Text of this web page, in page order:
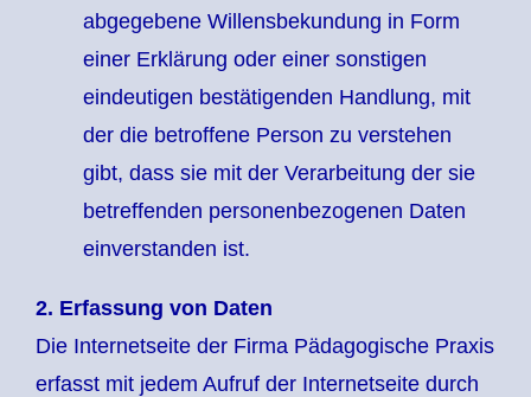
abgegebene Willensbekundung in Form
einer Erklärung oder einer sonstigen
eindeutigen bestätigenden Handlung, mit
der die betroffene Person zu verstehen
gibt, dass sie mit der Verarbeitung der sie
betreffenden personenbezogenen Daten
einverstanden ist.
2. Erfassung von Daten
Die Internetseite der Firma Pädagogische Praxis
erfasst mit jedem Aufruf der Internetseite durch